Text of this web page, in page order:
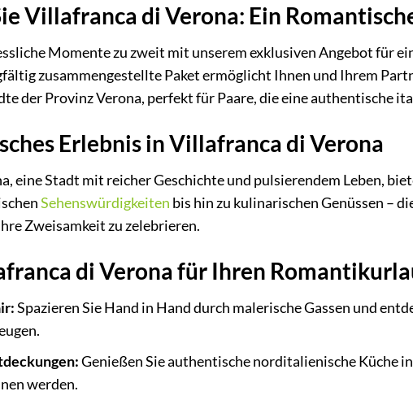
Villafranca di Verona: Ein
Momente zu zweit mit unserem exklusiven Angebot für
zusammengestellte Paket ermöglicht Ihnen und Ihrem
der Provinz Verona, perfekt für Paare, die eine authentische
Erlebnis in Villafranca di Verona
eine Stadt mit reicher Geschichte und pulsierendem Leben,
Sehenswürdigkeiten bis hin zu kulinarischen Genüssen –
Zweisamkeit zu zelebrieren.
di Verona für Ihren
Spazieren Sie Hand in Hand durch malerische Gassen und
Genießen Sie authentische norditalienische Küche
werden.